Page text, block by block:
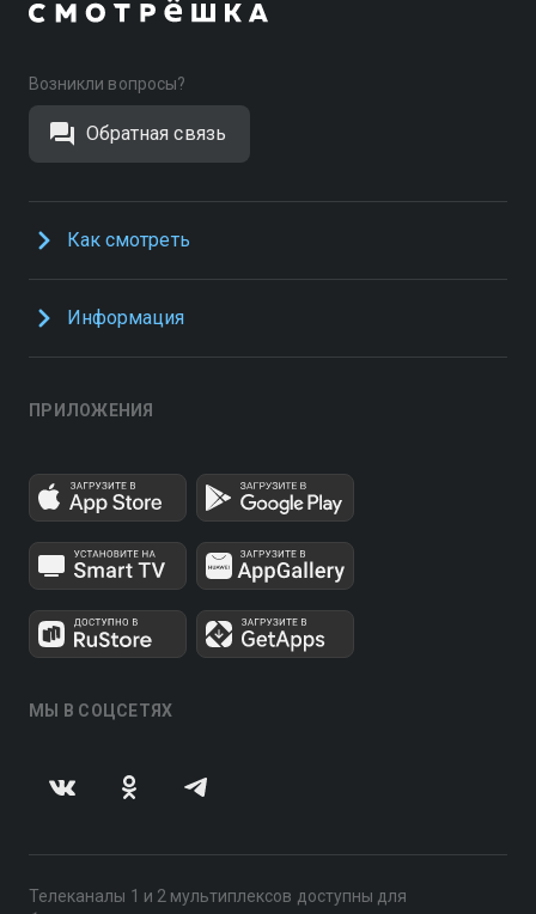
Возникли вопросы?
Обратная связь
Как смотреть
Информация
ПРИЛОЖЕНИЯ
МЫ В СОЦСЕТЯХ
Телеканалы 1 и 2 мультиплексов доступны для